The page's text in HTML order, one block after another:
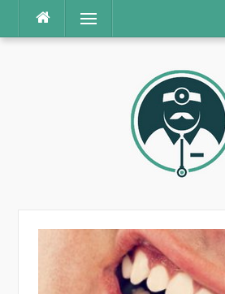
Praleisti
Meniu